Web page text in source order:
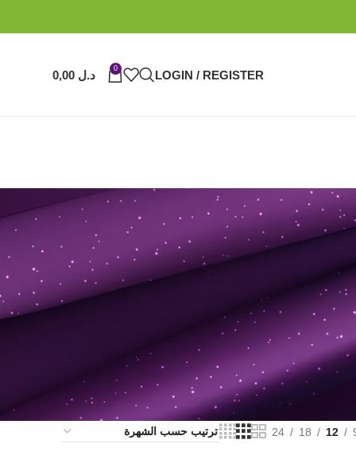
LOGIN / REGISTER
0 د.ل
12
18
24